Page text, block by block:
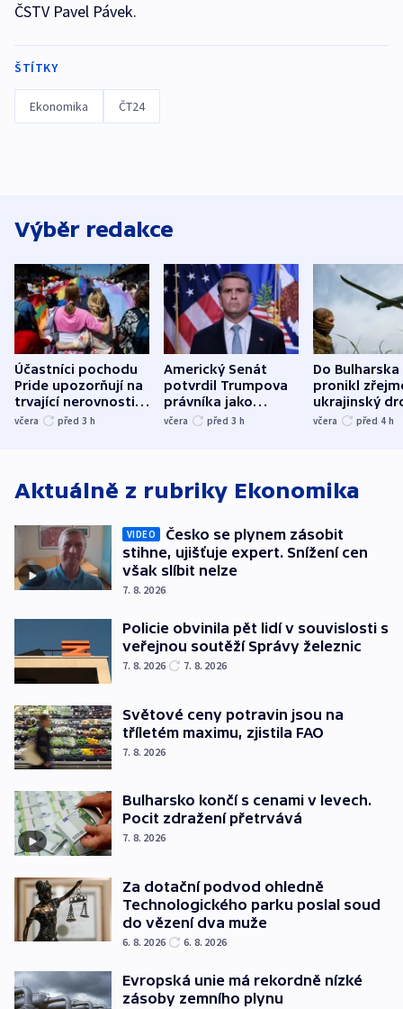
ČSTV Pavel Pávek.
ŠTÍTKY
Ekonomika ČT24
Výběr redakce
Účastníci pochodu
Pride upozorňují na
trvající nerovnosti i
společenskou
včera před 3 h
Americký Senát
potvrdil Trumpova
právníka jako
ministra
včera před 3 h
Do Bulharska
pronikl
ukrajinský
explodoval
včera před 4 h
Aktuálně z rubriky Ekonomika
VIDEO
Česko se plynem zásobit
stihne, ujišťuje expert. Snížení cen
však slíbit nelze
7. 8. 2026
Policie obvinila pět lidí v souvislosti s
veřejnou soutěží Správy železnic
7. 8. 2026 7. 8. 2026
Světové ceny potravin jsou na
tříletém maximu, zjistila FAO
7. 8. 2026
Bulharsko končí s cenami v levech.
Pocit zdražení přetrvává
7. 8. 2026
Za dotační podvod ohledně
Technologického parku poslal soud
do vězení dva muže
6. 8. 2026 6. 8. 2026
Evropská unie má rekordně nízké
zásoby zemního plynu